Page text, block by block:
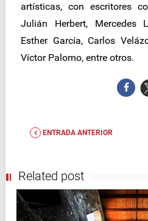
artísticas, con escritores
Julián Herbert, Mercedes
Esther García, Carlos
Víctor Palomo, entre otros.
ENTRADA ANTERIOR
Related post